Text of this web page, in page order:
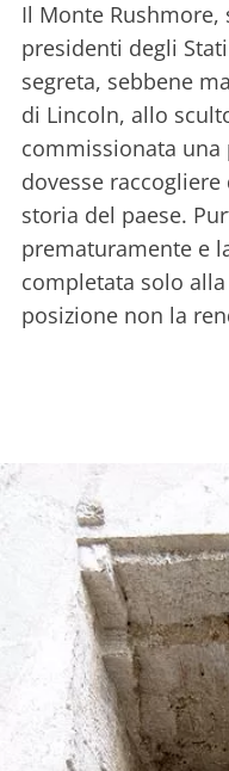
Il Monte
presidenti degli
segreta, sebbene
di Lincoln, allo
commissionata una
dovesse
storia del paese.
prematuramente e
completata solo
posizione non la